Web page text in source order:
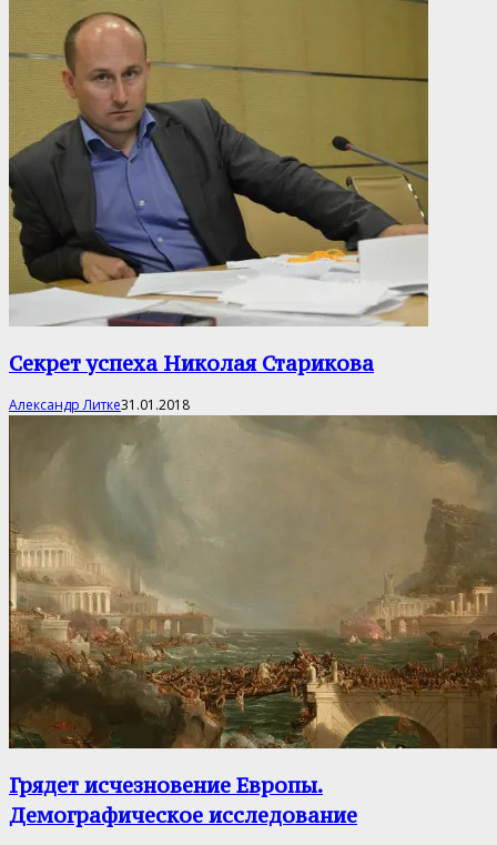
Секрет успеха Николая Старикова
Александр Литке31.01.2018
Грядет исчезновение Европы.
Демографическое исследование